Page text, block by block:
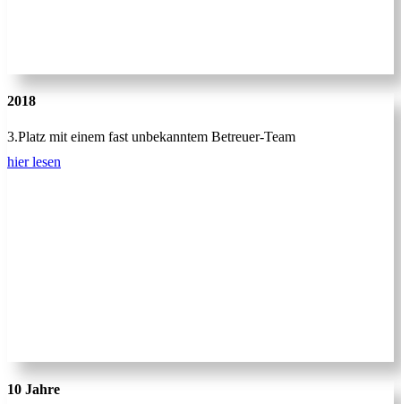
2018
3.Platz mit einem fast unbekanntem Betreuer-Team
hier lesen
10 Jahre